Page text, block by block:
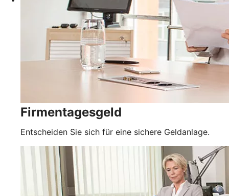
Firmentagesgeld
Entscheiden Sie sich für eine sichere Geldanlage.